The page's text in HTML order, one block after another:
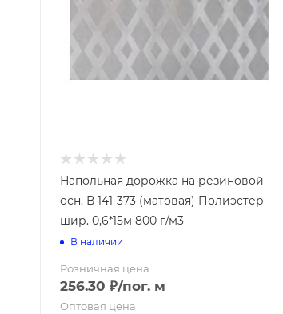
Напольная дорожка на резиновой
осн. В 141-373 (матовая) Полиэстер
шир. 0,6*15м 800 г/м3
В наличии
Розничная цена
256.30 ₽/пог. м
Оптовая цена
Заборные решетки и сетки
Ленты бордюрные